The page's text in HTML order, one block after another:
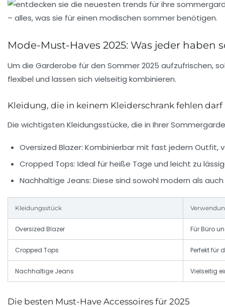
Mode-Must-Haves 2025: Was jeder haben
Um die Garderobe für den Sommer 2025 aufzufrischen,
flexibel und lassen sich vielseitig kombinieren.
Kleidung, die in keinem Kleiderschrank fehlen darf
Die wichtigsten Kleidungsstücke, die in Ihrer
Oversized Blazer: Kombinierbar mit fast jedem Outfit,
Cropped Tops: Ideal für heiße Tage und leicht zu
Nachhaltige Jeans: Diese sind sowohl modern als
Kleidungsstück
Oversized Blazer Für Büro
Cropped Tops Perfekt für
Nachhaltige Jeans Vielseitig
Die besten Must-Have Accessoires für 2025